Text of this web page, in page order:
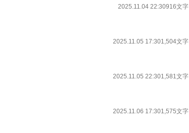
2025.11.04 22:30916文字
2025.11.05 17:301,504文字
2025.11.05 22:301,581文字
2025.11.06 17:301,575文字